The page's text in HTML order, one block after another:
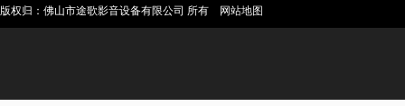
版权归：佛山市途歌影音设备有限公司 所有
网站地图